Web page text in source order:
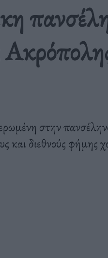
στην
και διεθνούς φήμης